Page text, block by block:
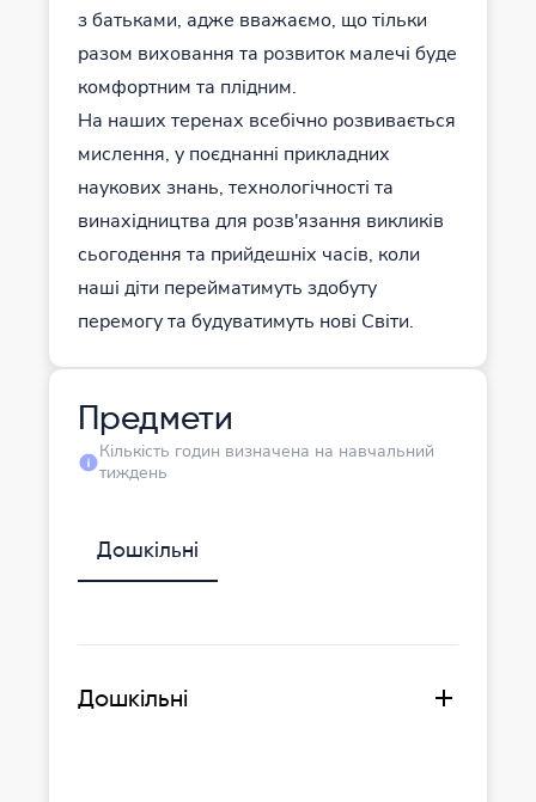
з батьками, адже вважаємо, що тільки
разом виховання та розвиток малечі буде
комфортним та плідним.
На наших теренах всебічно розвивається
мислення, у поєднанні прикладних
наукових знань, технологічності та
винахідництва для розв'язання викликів
сьогодення та прийдешніх часів, коли
наші діти перейматимуть здобуту
перемогу та будуватимуть нові Світи.
Предмети
Кількість годин визначена на навчальний
тиждень
Дошкільні
Дошкільні